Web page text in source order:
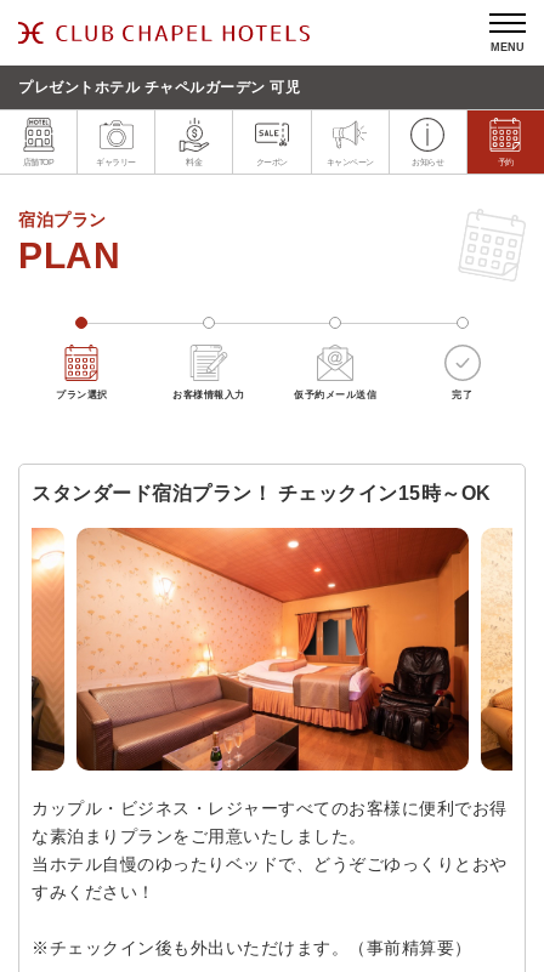
MENU
プレゼントホテル チャペルガーデン 可児
店舗TOP ギャラリー 料金 クーポン キャンペーン お知らせ 予約
宿泊プラン
プラン選択 お客様情報入力 仮予約メール送信 完了
スタンダード宿泊プラン！ チェックイン15時～OK
カップル・ビジネス・レジャーすべてのお客様に便利でお得
な素泊まりプランをご用意いたしました。
当ホテル自慢のゆったりベッドで、どうぞごゆっくりとおや
すみください！
※チェックイン後も外出いただけます。（事前精算要）